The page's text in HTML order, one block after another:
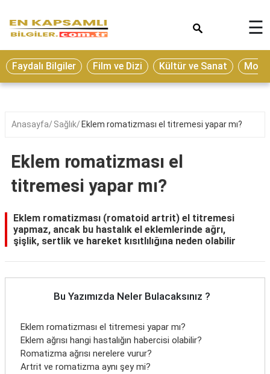
Eğitim
Ekonomi
Seyahat
Oyun
Yaşam
Hukuk
Blog
☰
Faydalı Bilgiler Film ve Dizi Kültür ve Sanat
Anasayfa Sağlık Eklem romatizması el titremesi yapar mı?
Eklem romatizması el
titremesi yapar mı?
Eklem romatizması (romatoid artrit) el titremesi
yapmaz, ancak bu hastalık el eklemlerinde ağrı,
şişlik, sertlik ve hareket kısıtlılığına neden olabilir
Bu Yazımızda Neler Bulacaksınız ?
Eklem romatizması el titremesi yapar mı?
Eklem ağrısı hangi hastalığın habercisi olabilir?
Romatizma ağrısı nerelere vurur?
Artrit ve romatizma aynı şey mi?